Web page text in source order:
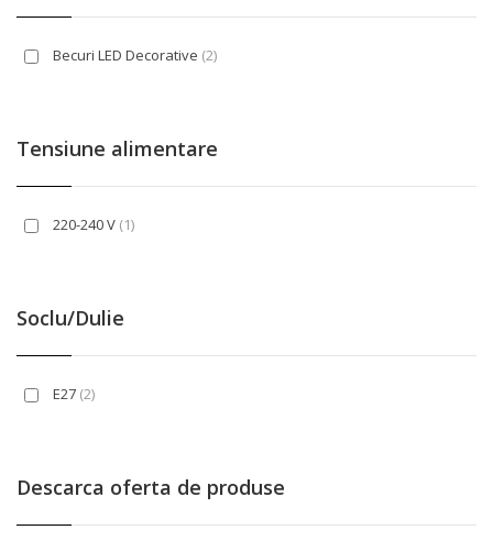
Becuri LED Decorative (2)
Tensiune alimentare
220-240 V (1)
Soclu/Dulie
E27 (2)
Descarca oferta de produse